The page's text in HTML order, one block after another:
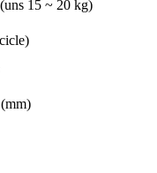
15 ~ 20 kg)